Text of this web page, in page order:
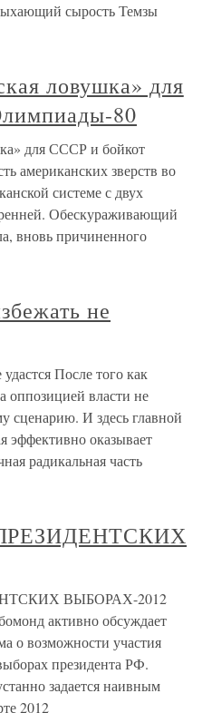
сырость Темзы
ловушка» для
80
для СССР и бойкот
американских зверств во
системе с двух
Обескураживающий
вновь причиненного
не
После того как
оппозицией власти не
сценарию. И здесь главной
эффективно оказывает
радикальная часть
ВЫБОРАХ-2012
активно обсуждает
о возможности участия
президента РФ.
задается наивным
2012